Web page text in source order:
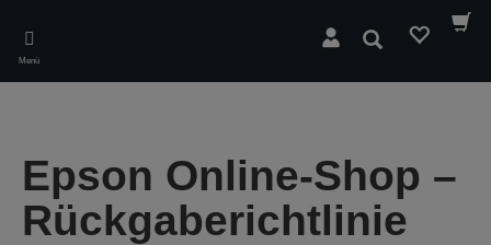
main
content
Menü
Suchen
Epson Online-Shop –
Rückgaberichtlinie